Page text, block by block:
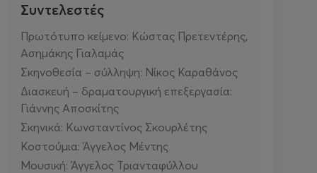
Συντελεστές
Πρωτότυπο κείμενο: Κώστας Πρετεντέρης,
Ασημάκης Γιαλαμάς
Σκηνοθεσία – σύλληψη: Νίκος Καραθάνος
Διασκευή – δραματουργική επεξεργασία:
Γιάννης Αποσκίτης
Σκηνικά: Κωνσταντίνος Σκουρλέτης
Κοστούμια: Άγγελος Μέντης
Μουσική: Άγγελος Τριανταφύλλου